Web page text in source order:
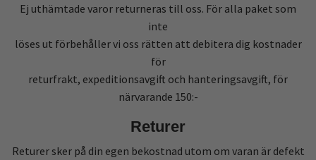
Ej uthämtade varor returneras till oss. För alla paket som
inte
löses ut förbehåller vi oss rätten att debitera dig kostnader
för
returfrakt, expeditionsavgift och hanteringsavgift, för
närvarande 150:-
Returer
Returer sker på din egen bekostnad utom om varan är defekt